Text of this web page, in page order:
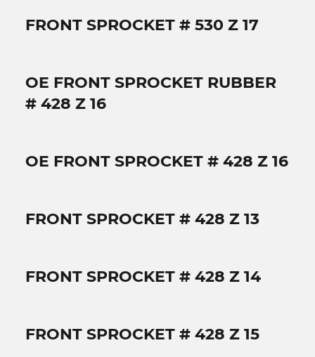
FRONT SPROCKET # 530 Z 17
OE FRONT SPROCKET RUBBER
# 428 Z 16
OE FRONT SPROCKET # 428 Z 16
FRONT SPROCKET # 428 Z 13
FRONT SPROCKET # 428 Z 14
FRONT SPROCKET # 428 Z 15